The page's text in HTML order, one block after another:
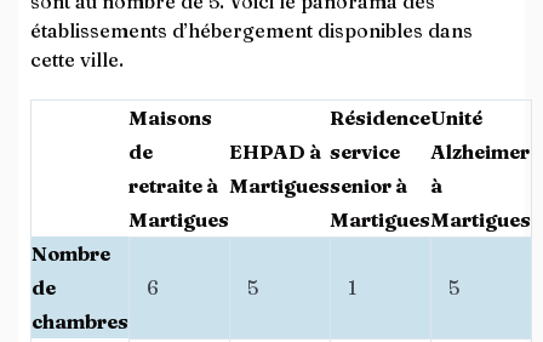
établissements d’hébergement disponibles dans
cette ville.
Maisons
de
retraite à
Martigues
EHPAD à
Martigues
Résidence
service
senior à
Martigues
Unité
Alzheimer
à
Martigues
Nombre
de
chambres
6 5 1 5